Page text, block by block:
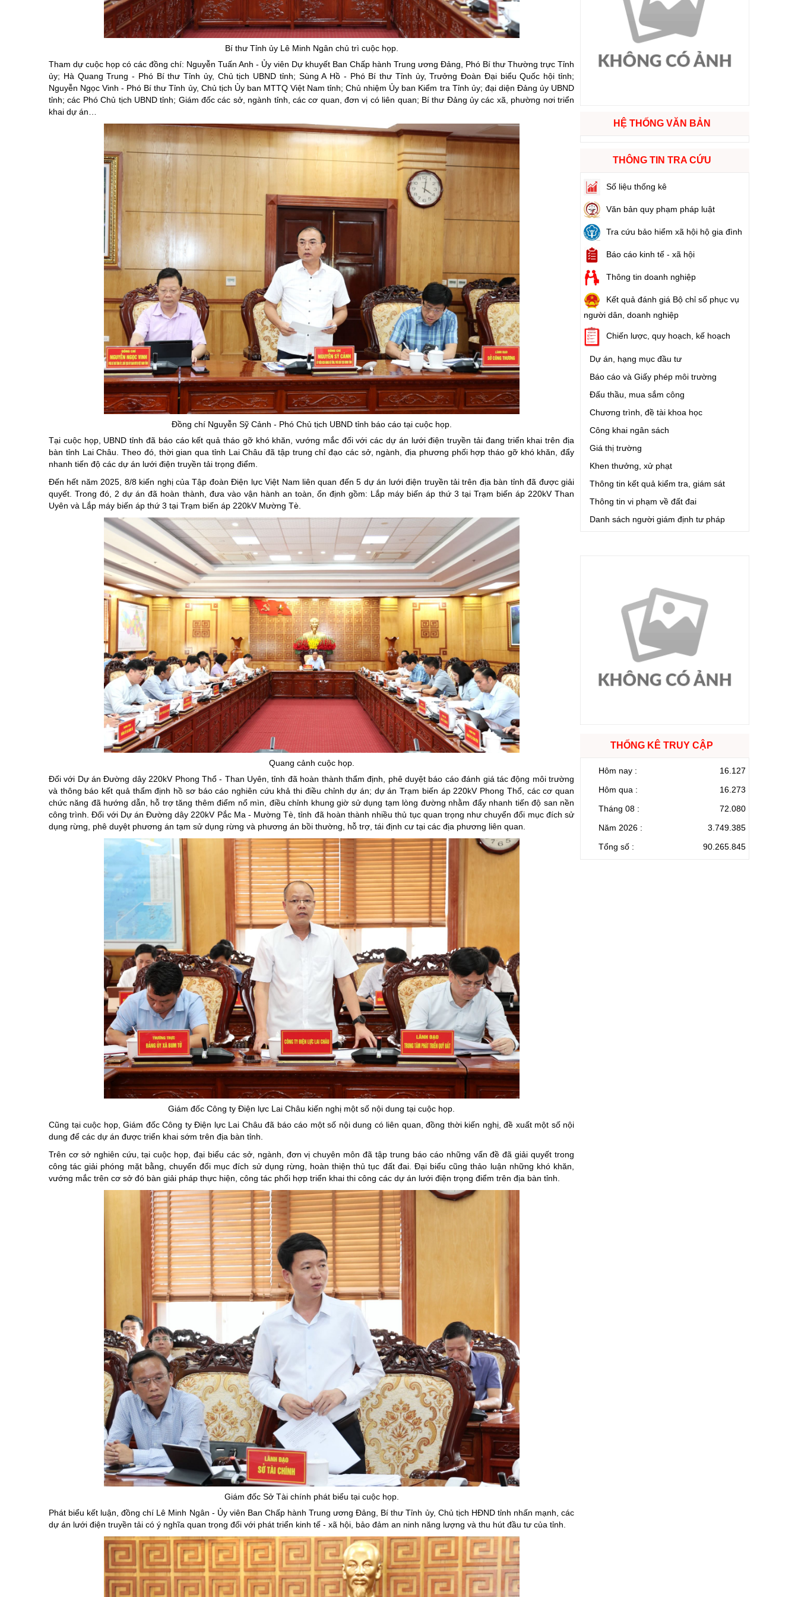
Chuyên đề tổng hợp Giảm nghèo bền vững
Đưa nghị quyết của Đảng vào cuộc sống
Bầu cử đại biểu Quốc hội khóa XVI và đại biểu Hội đồng nhân dân các cấp nhiệm kỳ 2026 - 2031
Đại hội Đảng các cấp
Gia đình hạnh phúc bền vững
Thông tin biên giới
Người Việt Nam ưu tiên dùng hàng Việt Nam
Điểm báo
Phóng sự ảnh
Chuyên mục khác
Bí thư Tỉnh ủy Lê Minh Ngân chủ trì cuộc họp.
Tham dự cuộc họp có các đồng chí: Nguyễn Tuấn Anh - Ủy viên Dự khuyết Ban Chấp hành Trung ương Đảng, Phó Bí thư Thường trực Tỉnh
ủy; Hà Quang Trung - Phó Bí thư Tỉnh ủy, Chủ tịch UBND tỉnh; Sùng A Hồ - Phó Bí thư Tỉnh ủy, Trưởng Đoàn Đại biểu Quốc hội tỉnh;
Nguyễn Ngọc Vinh - Phó Bí thư Tỉnh ủy, Chủ tịch Ủy ban MTTQ Việt Nam tỉnh; Chủ nhiệm Ủy ban Kiểm tra Tỉnh ủy; đại diện Đảng ủy UBND
tỉnh; các Phó Chủ tịch UBND tỉnh; Giám đốc các sở, ngành tỉnh, các cơ quan, đơn vị có liên quan; Bí thư Đảng ủy các xã, phường nơi triển
khai dự án…
Đồng chí Nguyễn Sỹ Cảnh - Phó Chủ tịch UBND tỉnh báo cáo tại cuộc họp.
Tại cuộc họp, UBND tỉnh đã báo cáo kết quả tháo gỡ khó khăn, vướng mắc đối với các dự án lưới điện truyền tải đang triển khai trên địa
bàn tỉnh Lai Châu. Theo đó, thời gian qua tỉnh Lai Châu đã tập trung chỉ đạo các sở, ngành, địa phương phối hợp tháo gỡ khó khăn, đẩy
nhanh tiến độ các dự án lưới điện truyền tải trọng điểm.
Đến hết năm 2025, 8/8 kiến nghị của Tập đoàn Điện lực Việt Nam liên quan đến 5 dự án lưới điện truyền tải trên địa bàn tỉnh đã được giải
quyết. Trong đó, 2 dự án đã hoàn thành, đưa vào vận hành an toàn, ổn định gồm: Lắp máy biến áp thứ 3 tại Trạm biến áp 220kV Than
Uyên và Lắp máy biến áp thứ 3 tại Trạm biến áp 220kV Mường Tè.
Quang cảnh cuộc họp.
Đối với Dự án Đường dây 220kV Phong Thổ - Than Uyên, tỉnh đã hoàn thành thẩm định, phê duyệt báo cáo đánh giá tác động môi trường
và thông báo kết quả thẩm định hồ sơ báo cáo nghiên cứu khả thi điều chỉnh dự án; dự án Trạm biến áp 220kV Phong Thổ, các cơ quan
chức năng đã hướng dẫn, hỗ trợ tăng thêm điểm nổ mìn, điều chỉnh khung giờ sử dụng tạm lòng đường nhằm đẩy nhanh tiến độ san nền
công trình. Đối với Dự án Đường dây 220kV Pắc Ma - Mường Tè, tỉnh đã hoàn thành nhiều thủ tục quan trọng như chuyển đổi mục đích sử
dụng rừng, phê duyệt phương án tạm sử dụng rừng và phương án bồi thường, hỗ trợ, tái định cư tại các địa phương liên quan.
Giám đốc Công ty Điện lực Lai Châu kiến nghị một số nội dung tại cuộc họp.
Cũng tại cuộc họp, Giám đốc Công ty Điện lực Lai Châu đã báo cáo một số nội dung có liên quan, đồng thời kiến nghị, đề xuất một số nội
dung để các dự án được triển khai sớm trên địa bàn tỉnh.
Trên cơ sở nghiên cứu, tại cuộc họp, đại biểu các sở, ngành, đơn vị chuyên môn đã tập trung báo cáo những vấn đề đã giải quyết trong
công tác giải phóng mặt bằng, chuyển đổi mục đích sử dụng rừng, hoàn thiện thủ tục đất đai. Đại biểu cũng thảo luận những khó khăn,
vướng mắc trên cơ sở đó bàn giải pháp thực hiện, công tác phối hợp triển khai thi công các dự án lưới điện trọng điểm trên địa bàn tỉnh.
Giám đốc Sở Tài chính phát biểu tại cuộc họp.
Phát biểu kết luận, đồng chí Lê Minh Ngân - Ủy viên Ban Chấp hành Trung ương Đảng, Bí thư Tỉnh ủy, Chủ tịch HĐND tỉnh nhấn mạnh, các
dự án lưới điện truyền tải có ý nghĩa quan trọng đối với phát triển kinh tế - xã hội, bảo đảm an ninh năng lượng và thu hút đầu tư của tỉnh.
HỆ THỐNG VĂN BẢN
THÔNG TIN TRA CỨU
Số liệu thống kê
Văn bản quy phạm pháp luật
Tra cứu bảo hiểm xã hội hộ gia đình
Báo cáo kinh tế - xã hội
Thông tin doanh nghiệp
Kết quả đánh giá Bộ chỉ số phục vụ
người dân, doanh nghiệp
Chiến lược, quy hoạch, kế hoạch
Dự án, hạng mục đầu tư
Báo cáo và Giấy phép môi trường
Đấu thầu, mua sắm công
Chương trình, đề tài khoa học
Công khai ngân sách
Giá thị trường
Khen thưởng, xử phạt
Thông tin kết quả kiểm tra, giám sát
Thông tin vi phạm về đất đai
Danh sách người giám định tư pháp
THỐNG KÊ TRUY CẬP
Hôm nay :
16.127
Hôm qua :
16.273
Tháng 08 :
72.080
Năm 2026 :
3.749.385
Tổng số :
90.265.845